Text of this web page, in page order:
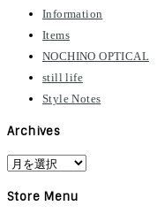
Information
Items
NOCHINO OPTICAL
still life
Style Notes
Archives
Archives
Store Menu